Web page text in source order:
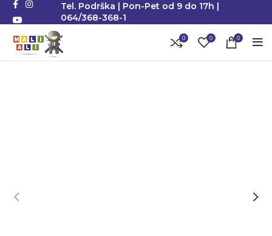
Tel. Podrška | Pon-Pet od 9 do 17h |
064/368-368-1
0 0 0